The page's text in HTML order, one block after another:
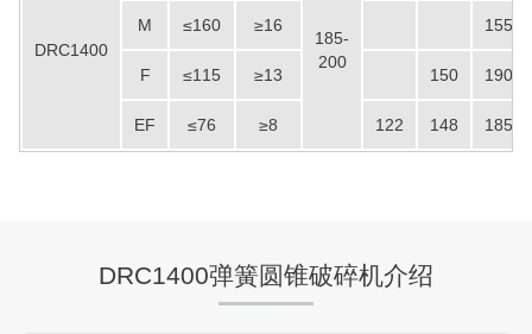
DRC1400
185-
200
M ≤160 ≥16 155
F ≤115 ≥13 150 190
EF ≤76 ≥8 122 148 185
DRC1400弹簧圆锥破碎机介绍
湖北省中昇东浩荆门建材时产500-600吨机制砂项目
项目业主 生产原料